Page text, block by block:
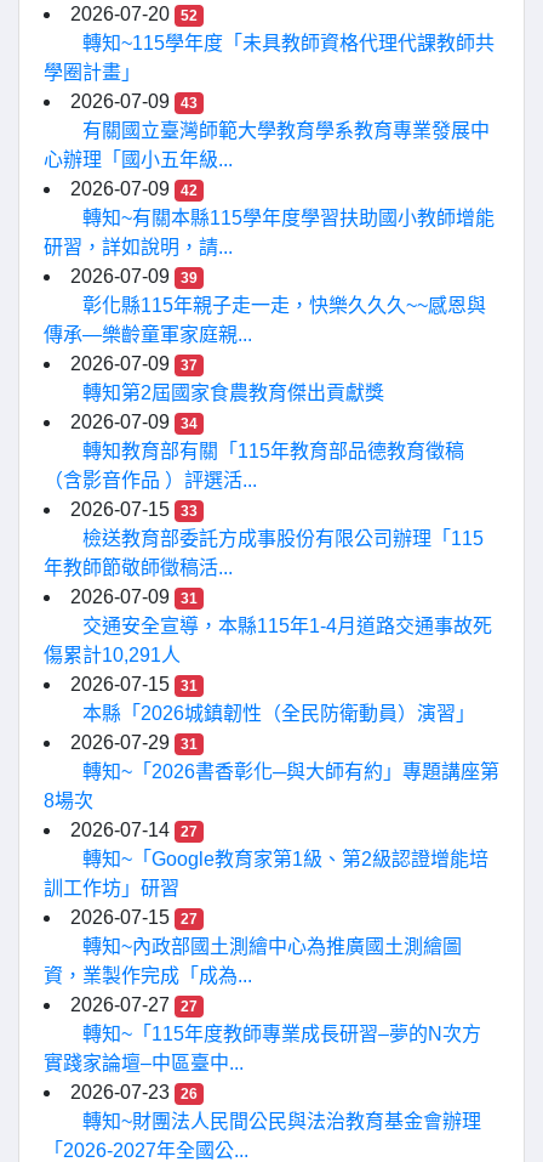
2026-07-20 52
轉知~115學年度「未具教師資格代理代課教師共
學圈計畫」
2026-07-09
43
有關國立臺灣師範大學教育學系教育專業發展中
心辦理「國小五年級...
2026-07-09
42
轉知~有關本縣115學年度學習扶助國小教師增能
研習，詳如說明，請...
2026-07-09
39
彰化縣115年親子走一走，快樂久久久~~感恩與
傳承—樂齡童軍家庭親...
2026-07-09
37
轉知第2屆國家食農教育傑出貢獻獎
2026-07-09
34
轉知教育部有關「115年教育部品德教育徵稿
（含影音作品 ）評選活...
2026-07-15
33
檢送教育部委託方成事股份有限公司辦理「115
年教師節敬師徵稿活...
2026-07-09
31
交通安全宣導，本縣115年1-4月道路交通事故死
傷累計10,291人
2026-07-15
31
本縣「2026城鎮韌性（全民防衛動員）演習」
2026-07-29
31
轉知~「2026書香彰化─與大師有約」專題講座第
8場次
2026-07-14
27
轉知~「Google教育家第1級、第2級認證增能培
訓工作坊」研習
2026-07-15
27
轉知~內政部國土測繪中心為推廣國土測繪圖
資，業製作完成「成為...
2026-07-27
27
轉知~「115年度教師專業成長研習–夢的N次方
實踐家論壇–中區臺中...
2026-07-23
26
轉知~財團法人民間公民與法治教育基金會辦理
「2026-2027年全國公...